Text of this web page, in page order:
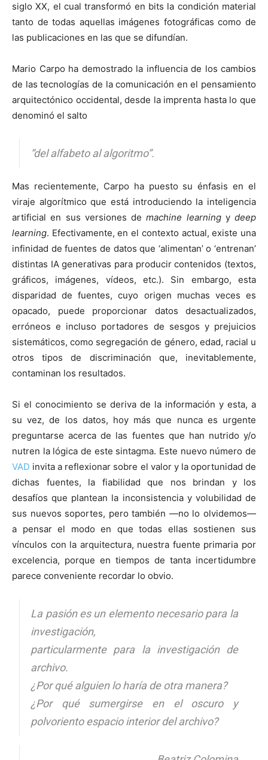
siglo XX, el cual transformó en bits la condición material
tanto de todas aquellas imágenes fotográficas como de
las publicaciones en las que se difundían.
Mario Carpo ha demostrado la influencia de los cambios
de las tecnologías de la comunicación en el pensamiento
arquitectónico occidental, desde la imprenta hasta lo que
denominó el salto
“del alfabeto al algoritmo”.
Mas recientemente, Carpo ha puesto su énfasis en el
viraje algorítmico que está introduciendo la inteligencia
artificial en sus versiones demachine learning ydeep
learning. Efectivamente, en el contexto actual, existe una
infinidad de fuentes de datos que ‘alimentan’ o ‘entrenan’
distintas IA generativas para producir contenidos (textos,
gráficos, imágenes, vídeos, etc.). Sin embargo, esta
disparidad de fuentes, cuyo origen muchas veces es
opacado, puede proporcionar datos desactualizados,
erróneos e incluso portadores de sesgos y prejuicios
sistemáticos, como segregación de género, edad, racial u
otros tipos de discriminación que, inevitablemente,
contaminan los resultados.
Si el conocimiento se deriva de la información y esta, a
su vez, de los datos, hoy más que nunca es urgente
preguntarse acerca de las fuentes que han nutrido y/o
nutren la lógica de este sintagma. Este nuevo número de
VAD invita a reflexionar sobre el valor y la oportunidad de
dichas fuentes, la fiabilidad que nos brindan y los
desafíos que plantean la inconsistencia y volubilidad de
sus nuevos soportes, pero también —no lo olvidemos—
a pensar el modo en que todas ellas sostienen sus
vínculos con la arquitectura, nuestra fuente primaria por
excelencia, porque en tiempos de tanta incertidumbre
parece conveniente recordar lo obvio.
La pasión es un elemento necesario para la
investigación,
particularmente para la investigación de
archivo.
¿Por qué alguien lo haría de otra manera?
¿Por qué sumergirse en el oscuro y
polvoriento espacio interior del archivo?